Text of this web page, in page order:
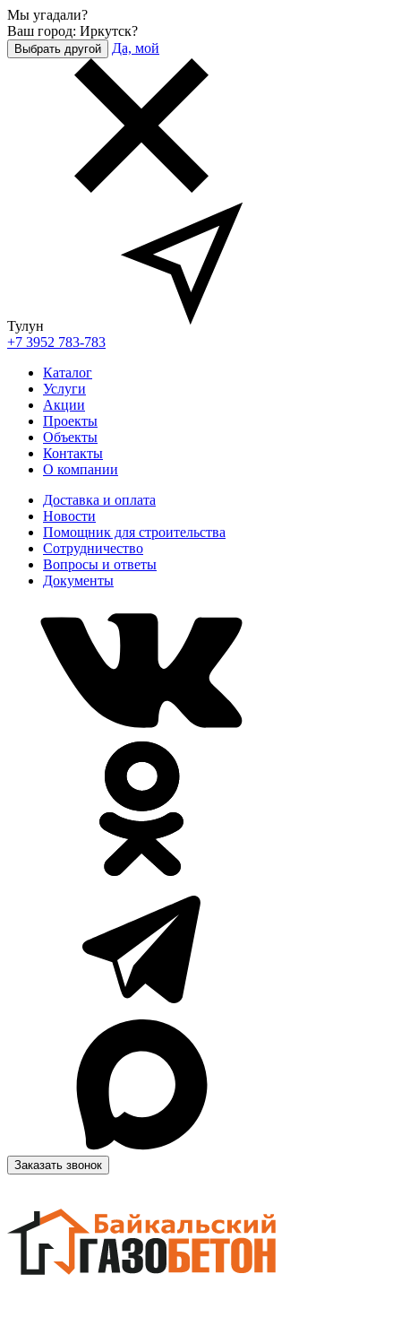
Мы угадали?
Ваш город: Иркутск?
Выбрать другой Да, мой
Тулун
+7 3952 783-783
Каталог
Услуги
Акции
Проекты
Объекты
Контакты
О компании
Доставка и оплата
Новости
Помощник для строительства
Сотрудничество
Вопросы и ответы
Документы
Заказать звонок